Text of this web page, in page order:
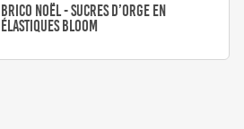
Brico Noël - Sucres d’orge en
élastiques bloom